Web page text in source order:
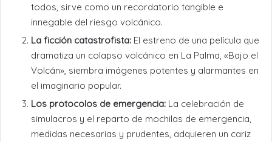
todos, sirve como un recordatorio tangible e
innegable del riesgo volcánico.
La ficción catastrofista: El estreno de una película que
dramatiza un colapso volcánico en La Palma, «Bajo el
Volcán», siembra imágenes potentes y alarmantes en
el imaginario popular.
Los protocolos de emergencia: La celebración de
simulacros y el reparto de mochilas de emergencia,
medidas necesarias y prudentes, adquieren un cariz